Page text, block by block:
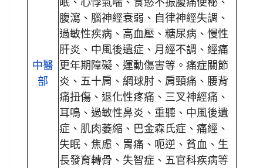
中醫
部
腹瀉、腦神經衰弱、自律神經失調、
過敏性疾病、高血壓、糖尿病、慢性
肝炎、中風後遺症、月經不調、經痛
更年期障礙、運動傷害等。痛症關節
炎、五十肩、網球肘、肩頸痛、腰背
痛扭傷、退化性疼痛、三叉神經痛、
耳鳴、過敏性鼻炎、重聽、中風後遺
症、肌肉萎縮、巴金森氏症、痛經、
失眠、焦慮、胃痛、呃逆、貧血、生
長發育轉骨、失智症、五官科疾病等